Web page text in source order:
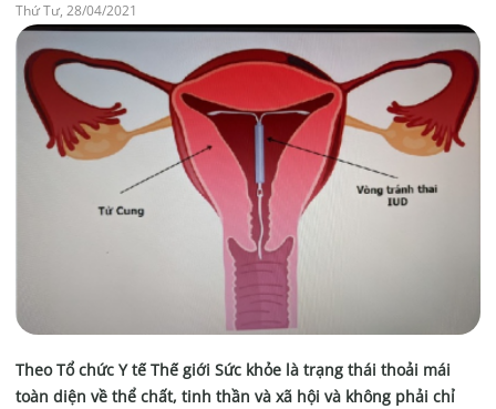
Thứ Tư, 28/04/2021
Theo Tổ chức Y tế Thế giới Sức khỏe là trạng thái thoải mái
toàn diện về thể chất, tinh thần và xã hội và không phải chỉ